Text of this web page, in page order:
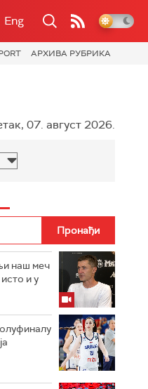
Eng
АРХИВА РУБРИКА
07. август 2026.
наш меч
и у